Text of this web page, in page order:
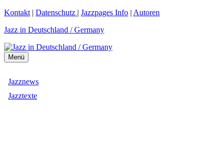
Zum
springen
Kontakt | Datenschutz | Jazzpages Info | Autoren
Jazz in Deutschland / Germany
Menü
Jazznews
Jazztexte